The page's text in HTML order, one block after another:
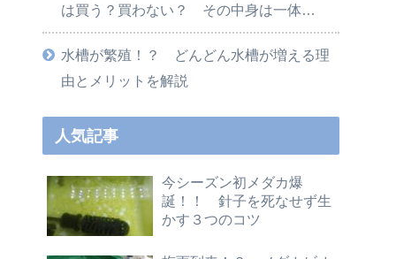
は買う？買わない？ その中身は一体…
水槽が繁殖！？ どんどん水槽が増える理
由とメリットを解説
人気記事
今シーズン初メダカ爆
誕！！ 針子を死なせず生
かす３つのコツ